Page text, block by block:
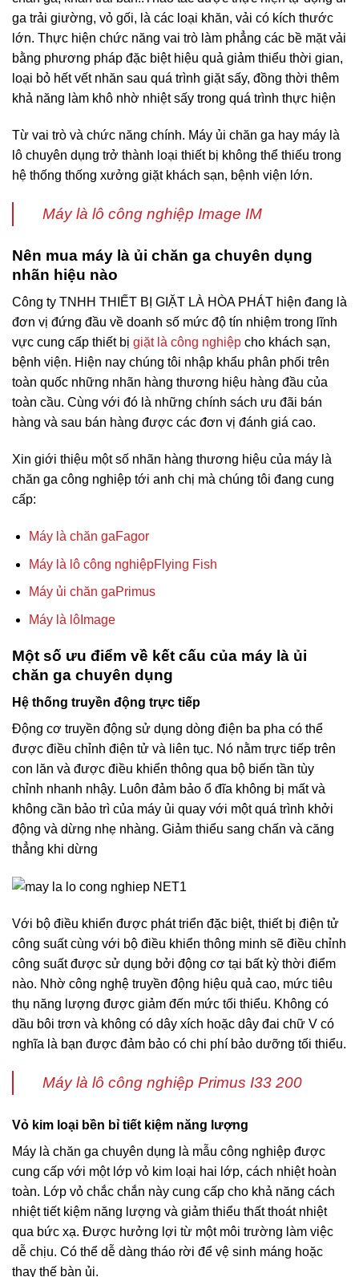
ga trải giường, vỏ gối, là các loại khăn, vải có kích thước
lớn. Thực hiện chức năng vai trò làm phẳng các bề mặt vải
bằng phương pháp đặc biệt hiệu quả giảm thiểu thời gian,
loại bỏ hết vết nhăn sau quá trình giặt sấy, đồng thời thêm
khả năng làm khô nhờ nhiệt sấy trong quá trình thực hiện
Từ vai trò và chức năng chính. Máy ủi chăn ga hay máy là
lô chuyên dụng trở thành loại thiết bị không thể thiếu trong
hệ thống thống xưởng giặt khách sạn, bệnh viện lớn.
Máy là lô công nghiệp Image IM
Nên mua máy là ủi chăn ga chuyên dụng
nhãn hiệu nào
Công ty TNHH THIẾT BỊ GIẶT LÀ HÒA PHÁT hiện đang là
đơn vị đứng đầu về doanh số mức độ tín nhiệm trong lĩnh
vực cung cấp thiết bị giặt là công nghiệp cho khách sạn,
bệnh viện. Hiện nay chúng tôi nhập khẩu phân phối trên
toàn quốc những nhãn hàng thương hiệu hàng đầu của
toàn cầu. Cùng với đó là những chính sách ưu đãi bán
hàng và sau bán hàng được các đơn vị đánh giá cao.
Xin giới thiệu một số nhãn hàng thương hiệu của máy là
chăn ga công nghiệp tới anh chị mà chúng tôi đang cung
cấp:
Máy là chăn gaFagor
Máy là lô công nghiệpFlying Fish
Máy ủi chăn gaPrimus
Máy là lôImage
Một số ưu điểm về kết cấu của máy là ủi
chăn ga chuyên dụng
Hệ thống truyền động trực tiếp
Động cơ truyền động sử dụng dòng điện ba pha có thể
được điều chỉnh điện tử và liên tục. Nó nằm trực tiếp trên
con lăn và được điều khiển thông qua bộ biến tần tùy
chỉnh nhanh nhậy. Luôn đảm bảo ổ đĩa không bị mất và
không cần bảo trì của máy ủi quay với một quá trình khởi
động và dừng nhẹ nhàng. Giảm thiểu sang chấn và căng
thẳng khi dừng
Với bộ điều khiển được phát triển đặc biệt, thiết bị điện tử
công suất cùng với bộ điều khiển thông minh sẽ điều chỉnh
công suất được sử dụng bởi động cơ tại bất kỳ thời điểm
nào. Nhờ công nghệ truyền động hiệu quả cao, mức tiêu
thụ năng lượng được giảm đến mức tối thiểu. Không có
dầu bôi trơn và không có dây xích hoặc dây đai chữ V có
nghĩa là bạn được đảm bảo có chi phí bảo dưỡng tối thiểu.
Máy là lô công nghiệp Primus I33 200
Vỏ kim loại bền bỉ tiết kiệm năng lượng
Máy là chăn ga chuyên dụng là mẫu công nghiệp được
cung cấp với một lớp vỏ kim loại hai lớp, cách nhiệt hoàn
toàn. Lớp vỏ chắc chắn này cung cấp cho khả năng cách
nhiệt tiết kiệm năng lượng và giảm thiểu thất thoát nhiệt
qua bức xạ. Được hưởng lợi từ một môi trường làm việc
dễ chịu. Có thể dễ dàng tháo rời để vệ sinh máng hoặc
thay thế bàn ủi.